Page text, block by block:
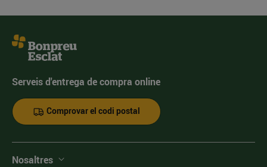
Serveis d'entrega de compra online
Comprovar el codi postal
Nosaltres